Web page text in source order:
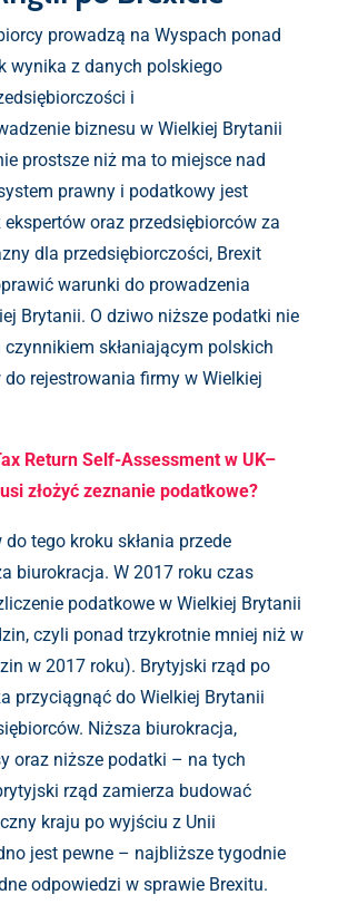
prowadzą na Wyspach ponad
wynika z danych polskiego
i
biznesu w Wielkiej Brytanii
prostsze niż ma to miejsce nad
prawny i podatkowy jest
oraz przedsiębiorców za
dla przedsiębiorczości, Brexit
warunki do prowadzenia
Brytanii. O dziwo niższe podatki nie
skłaniającym polskich
rejestrowania firmy w Wielkiej
Return Self-Assessment w UK–
złożyć zeznanie podatkowe?
tego kroku skłania przede
biurokracja. W 2017 roku czas
podatkowe w Wielkiej Brytanii
czyli ponad trzykrotnie mniej niż w
w 2017 roku). Brytyjski rząd po
przyciągnąć do Wielkiej Brytanii
Niższa biurokracja,
oraz niższe podatki – na tych
rząd zamierza budować
kraju po wyjściu z Unii
jest pewne – najbliższe tygodnie
odpowiedzi w sprawie Brexitu.